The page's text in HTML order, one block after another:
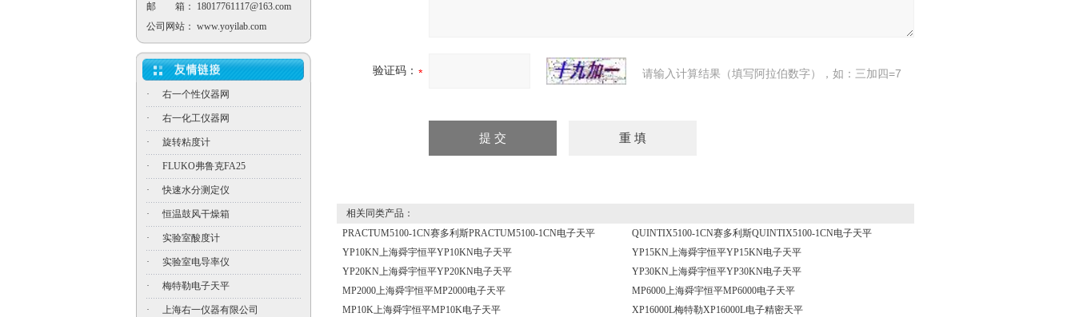
邮 箱：
18017761117@163.com
公司网站： www.yoyilab.com
· 右一个性仪器网
· 右一化工仪器网
· 旋转粘度计
· FLUKO弗鲁克FA25
· 快速水分测定仪
· 恒温鼓风干燥箱
· 实验室酸度计
· 实验室电导率仪
· 梅特勒电子天平
· 上海右一仪器有限公司
验证码： 请输入计算结果（填写阿拉伯数字），如：三加四=7
相关同类产品：
PRACTUM5100-1CN赛多利斯PRACTUM5100-1CN电子天平
QUINTIX5100-1CN赛多利斯QUINTIX5100-1CN电子天平
YP10KN上海舜宇恒平YP10KN电子天平
YP15KN上海舜宇恒平YP15KN电子天平
YP20KN上海舜宇恒平YP20KN电子天平
YP30KN上海舜宇恒平YP30KN电子天平
MP2000上海舜宇恒平MP2000电子天平
MP6000上海舜宇恒平MP6000电子天平
MP10K上海舜宇恒平MP10K电子天平
XP16000L梅特勒XP16000L电子精密天平